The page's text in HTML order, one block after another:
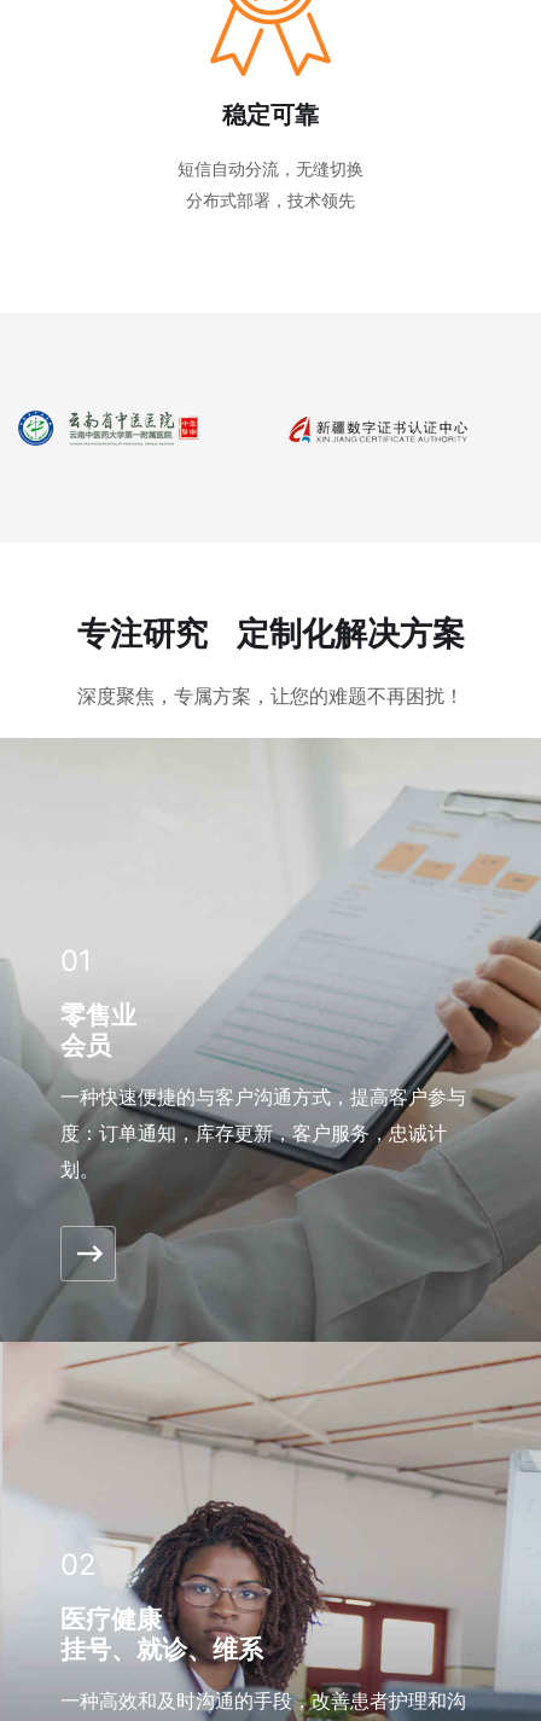
稳定可靠
短信自动分流，无缝切换
分布式部署，技术领先
专注研究 定制化解决方案
深度聚焦，专属方案，让您的难题不再困扰！
01
零售业
会员
一种快速便捷的与客户沟通方式，提高客户参与
度：订单通知，库存更新，客户服务，忠诚计
划。
02
医疗健康
挂号、就诊、维系
一种高效和及时沟通的手段，改善患者护理和沟